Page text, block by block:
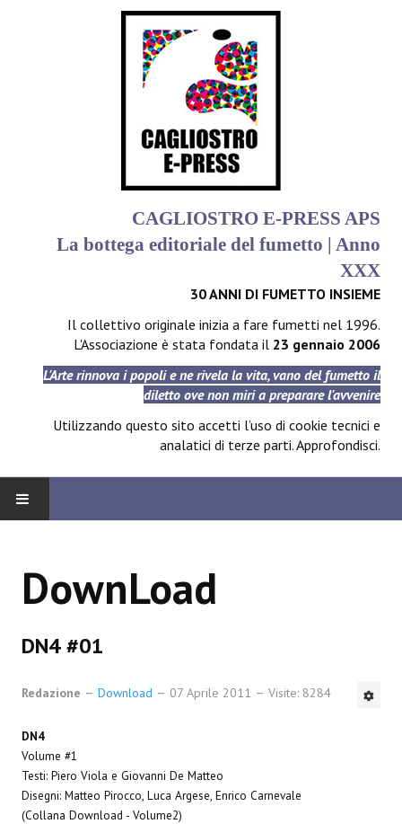
CAGLIOSTRO E-PRESS APS
La bottega editoriale del fumetto | Anno
XXX
30 ANNI DI FUMETTO INSIEME
Il collettivo originale inizia a fare fumetti nel 1996.
L'Associazione è stata fondata il 23 gennaio 2006
L'Arte rinnova i popoli e ne rivela la vita, vano del fumetto il
diletto ove non miri a preparare l'avvenire
Utilizzando questo sito accetti l’uso di cookie tecnici e
analatici di terze parti.Approfondisci.
BOARD
Contest
Prossimamente
Spazio Cagliostro@Lucca 2014
Spazio Cagliostro@Lucca 2015
DownLoad
DN4 #01
Redazione Download 07 Aprile 2011 Visite: 8284
DN4
Volume #1
Testi: Piero Viola e Giovanni De Matteo
Disegni: Matteo Pirocco, Luca Argese, Enrico Carnevale
(Collana Download - Volume2)